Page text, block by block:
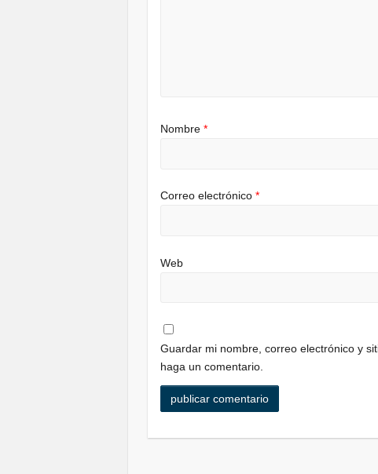
Nombre*
Correo electrónico*
Web
Guardar mi nombre, correo electrónico y
haga un comentario.